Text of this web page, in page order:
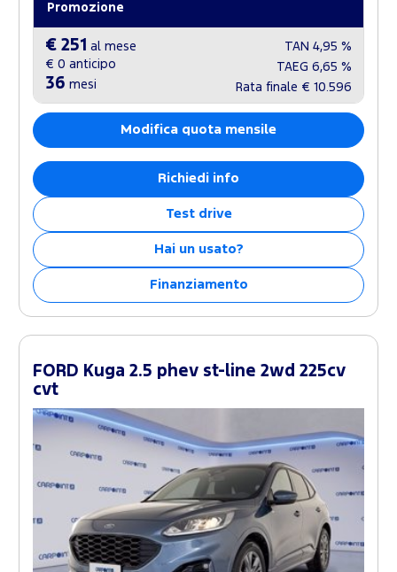
Promozione
€ 251
al mese
€ 0 anticipo
36 mesi
TAN 4,95 %
TAEG 6,65 %
Rata finale € 10.596
Modifica quota mensile
Richiedi info
Test drive
Hai un usato?
Finanziamento
FORD Kuga 2.5 phev st-line 2wd 225cv
cvt